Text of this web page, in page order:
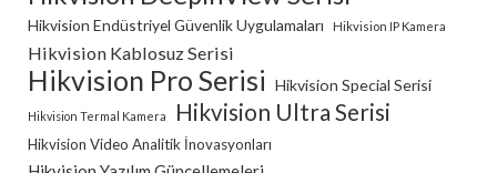
Hikvision Endüstriyel Güvenlik Uygulamaları Hikvision IP Kamera
Hikvision Kablosuz Serisi
Hikvision Pro Serisi Hikvision Special Serisi
Hikvision Termal Kamera Hikvision Ultra Serisi
Hikvision Video Analitik İnovasyonları